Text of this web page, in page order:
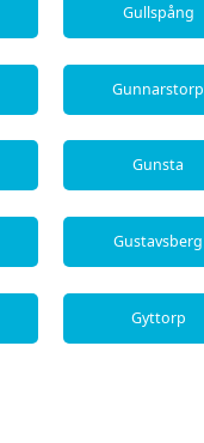
Gullspång
Gunnarstorp
Gunsta
Gustavsberg
Gyttorp